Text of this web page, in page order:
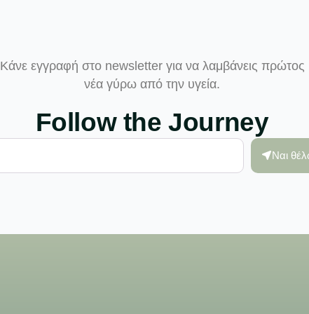
Κάνε εγγραφή στο newsletter για να λαμβάνεις πρώτος
νέα γύρω από την υγεία.
Follow the Journey
Ναι